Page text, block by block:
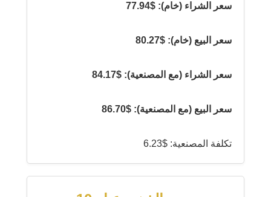
سعر الشراء (خام): $77.94
سعر البيع (خام): $80.27
سعر الشراء (مع المصنعية): $84.17
سعر البيع (مع المصنعية): $86.70
تكلفة المصنعية: $6.23